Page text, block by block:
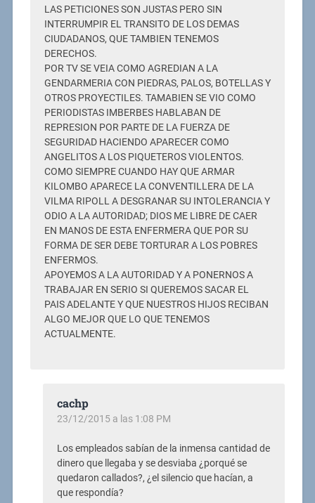
LAS PETICIONES SON JUSTAS PERO SIN
INTERRUMPIR EL TRANSITO DE LOS DEMAS
CIUDADANOS, QUE TAMBIEN TENEMOS
DERECHOS.
POR TV SE VEIA COMO AGREDIAN A LA
GENDARMERIA CON PIEDRAS, PALOS, BOTELLAS Y
OTROS PROYECTILES. TAMABIEN SE VIO COMO
PERIODISTAS IMBERBES HABLABAN DE
REPRESION POR PARTE DE LA FUERZA DE
SEGURIDAD HACIENDO APARECER COMO
ANGELITOS A LOS PIQUETEROS VIOLENTOS.
COMO SIEMPRE CUANDO HAY QUE ARMAR
KILOMBO APARECE LA CONVENTILLERA DE LA
VILMA RIPOLL A DESGRANAR SU INTOLERANCIA Y
ODIO A LA AUTORIDAD; DIOS ME LIBRE DE CAER
EN MANOS DE ESTA ENFERMERA QUE POR SU
FORMA DE SER DEBE TORTURAR A LOS POBRES
ENFERMOS.
APOYEMOS A LA AUTORIDAD Y A PONERNOS A
TRABAJAR EN SERIO SI QUEREMOS SACAR EL
PAIS ADELANTE Y QUE NUESTROS HIJOS RECIBAN
ALGO MEJOR QUE LO QUE TENEMOS
ACTUALMENTE.
cachp
23/12/2015 a las 1:08 PM
Los empleados sabían de la inmensa cantidad de
dinero que llegaba y se desviaba ¿porqué se
quedaron callados?, ¿el silencio que hacían, a
que respondía?